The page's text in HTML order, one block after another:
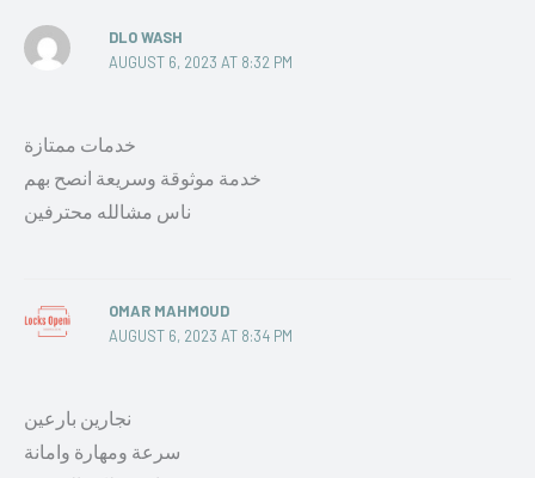
DLO WASH
AUGUST 6, 2023 AT 8:32 PM
خدمات ممتازة
خدمة موثوقة وسريعة انصح بهم
ناس مشالله محترفين
OMAR MAHMOUD
AUGUST 6, 2023 AT 8:34 PM
نجارين بارعين
سرعة ومهارة وامانة